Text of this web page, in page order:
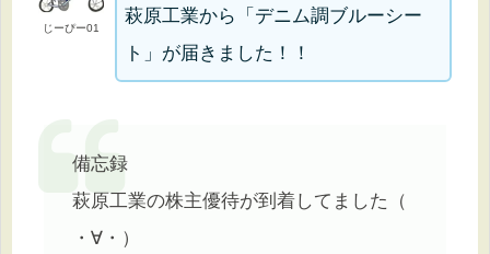
じーぴー01
萩原工業から「デニム調ブルーシー
ト」が届きました！！
備忘録
萩原工業の株主優待が到着してました（
・∀・）